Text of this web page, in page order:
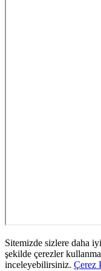
Sitemizde sizlere daha
şekilde çerezler
inceleyebilirsiniz. Çerez